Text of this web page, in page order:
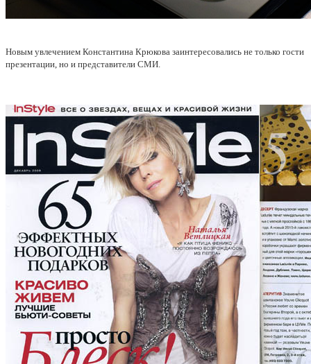
Новым увлечением Константина Крюкова заинтересовались не только гости
презентации, но и представители СМИ.